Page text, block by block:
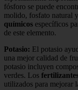
fósforo se puede
molido, fosfato natural
químicos específicos
de este elemento.
Potasio: El potasio
una mejor calidad de
potasio incluyen
verdes. Los
utilizados para mejorar